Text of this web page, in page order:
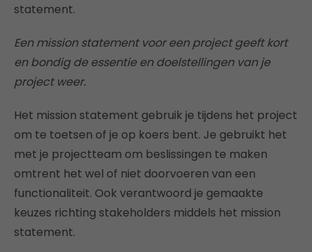
statement.
Een mission statement voor een project geeft kort
en bondig de essentie en doelstellingen van je
project weer.
Het mission statement gebruik je tijdens het project
om te toetsen of je op koers bent. Je gebruikt het
met je projectteam om beslissingen te maken
omtrent het wel of niet doorvoeren van een
functionaliteit. Ook verantwoord je gemaakte
keuzes richting stakeholders middels het mission
statement.